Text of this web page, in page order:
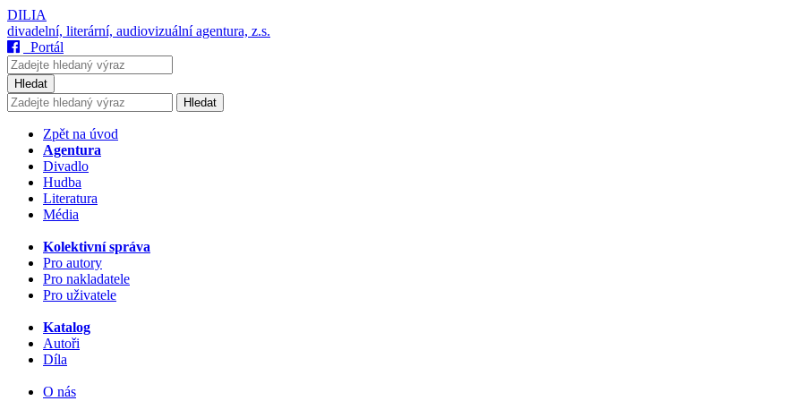
DILIA
divadelní, literární, audiovizuální agentura, z.s.
Portál
Hledat
Hledat
Zpět na úvod
Agentura
Divadlo
Hudba
Literatura
Média
Kolektivní správa
Pro autory
Pro nakladatele
Pro uživatele
Katalog
Autoři
Díla
O nás